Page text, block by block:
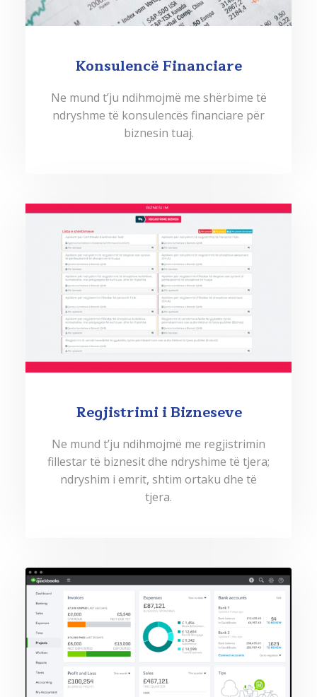
Konsulencë Financiare
Ne mund t’ju ndihmojmë me shërbime të
ndryshme të konsulencës financiare për
biznesin tuaj.
Regjistrimi i Bizneseve
Ne mund t’ju ndihmojmë me regjistrimin
fillestar të biznesit dhe ndryshime të tjera;
ndryshim i emrit, shtim ortaku dhe të
tjera.